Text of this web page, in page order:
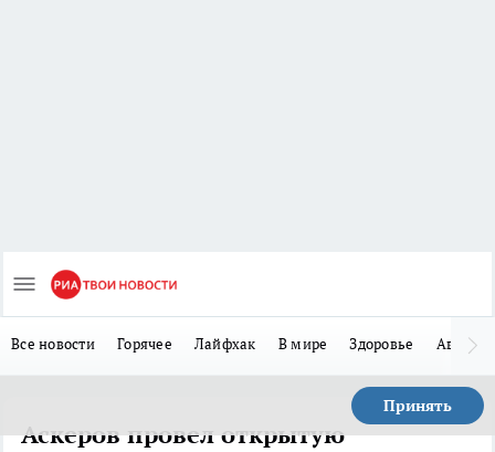
Все новости Горячее Лайфхак В мире Здоровье Авто
Принять
Аскеров провел открытую